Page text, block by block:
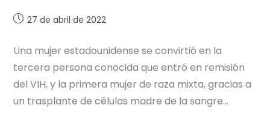
27 de abril de 2022
Una mujer estadounidense se convirtió en la
tercera persona conocida que entró en remisión
del VIH, y la primera mujer de raza mixta, gracias a
un trasplante de células madre de la sangre…